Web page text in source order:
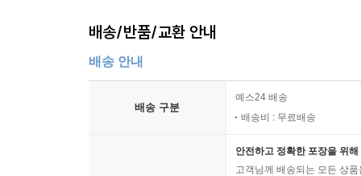
배송/반품/교환 안내
배송 안내
배송 구분
예스24 배송
배송비 : 무료배송
안전하고 정확한 포장을 위
고객님께 배송되는 모든 상